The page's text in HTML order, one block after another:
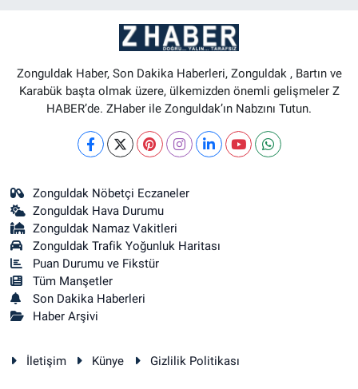
Zonguldak Haber, Son Dakika Haberleri, Zonguldak , Bartın ve
Karabük başta olmak üzere, ülkemizden önemli gelişmeler Z
HABER’de. ZHaber ile Zonguldak’ın Nabzını Tutun.
Zonguldak Nöbetçi Eczaneler
Zonguldak Hava Durumu
Zonguldak Namaz Vakitleri
Zonguldak Trafik Yoğunluk Haritası
Puan Durumu ve Fikstür
Tüm Manşetler
Son Dakika Haberleri
Haber Arşivi
İletişim Künye Gizlilik Politikası